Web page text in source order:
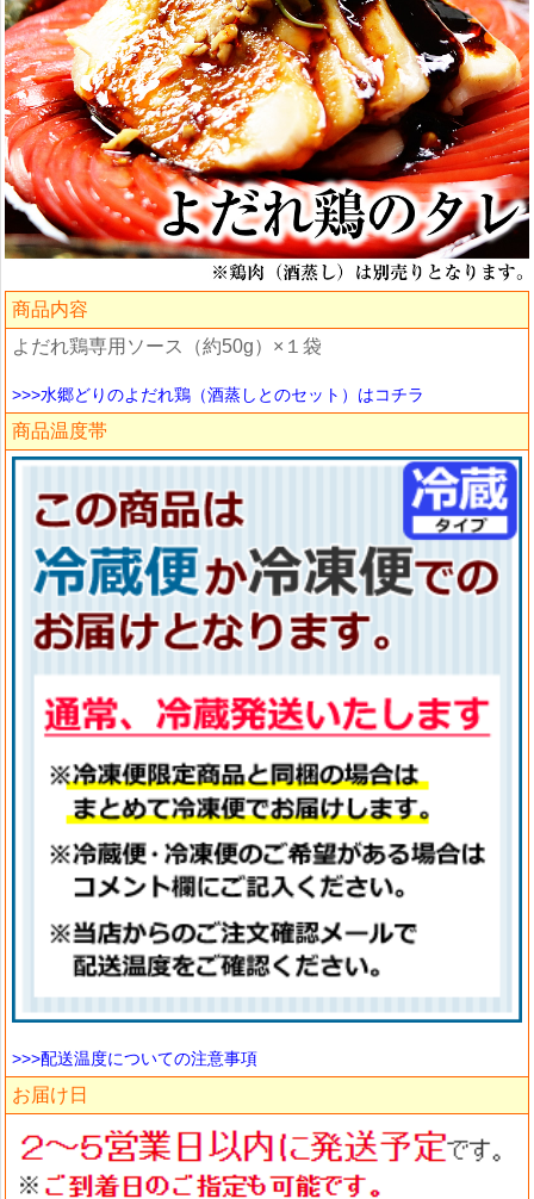
商品内容
よだれ鶏専用ソース（約50g）×１袋
>>>水郷どりのよだれ鶏（酒蒸しとのセット）はコチラ
商品温度帯
>>>配送温度についての注意事項
お届け日